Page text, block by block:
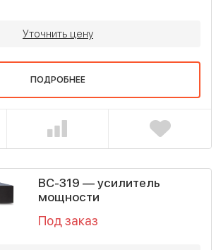
Уточнить цену
ПОДРОБНЕЕ
ВС-319 — усилитель
мощности
Под заказ